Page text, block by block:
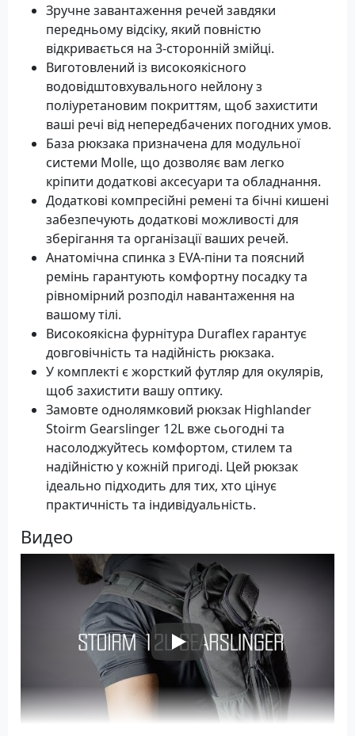
Зручне завантаження речей завдяки
передньому відсіку, який повністю
відкривається на 3-сторонній змійці.
Виготовлений із високоякісного
водовідштовхувального нейлону з
поліуретановим покриттям, щоб захистити
ваші речі від непередбачених погодних умов.
База рюкзака призначена для модульної
системи Molle, що дозволяє вам легко
кріпити додаткові аксесуари та обладнання.
Додаткові компресійні ремені та бічні кишені
забезпечують додаткові можливості для
зберігання та організації ваших речей.
Анатомічна спинка з EVA-піни та поясний
ремінь гарантують комфортну посадку та
рівномірний розподіл навантаження на
вашому тілі.
Високоякісна фурнітура Duraflex гарантує
довговічність та надійність рюкзака.
У комплекті є жорсткий футляр для окулярів,
щоб захистити вашу оптику.
Замовте однолямковий рюкзак Highlander
Stoirm Gearslinger 12L вже сьогодні та
насолоджуйтесь комфортом, стилем та
надійністю у кожній пригоді. Цей рюкзак
ідеально підходить для тих, хто цінує
практичність та індивідуальність.
Видео
Play Video